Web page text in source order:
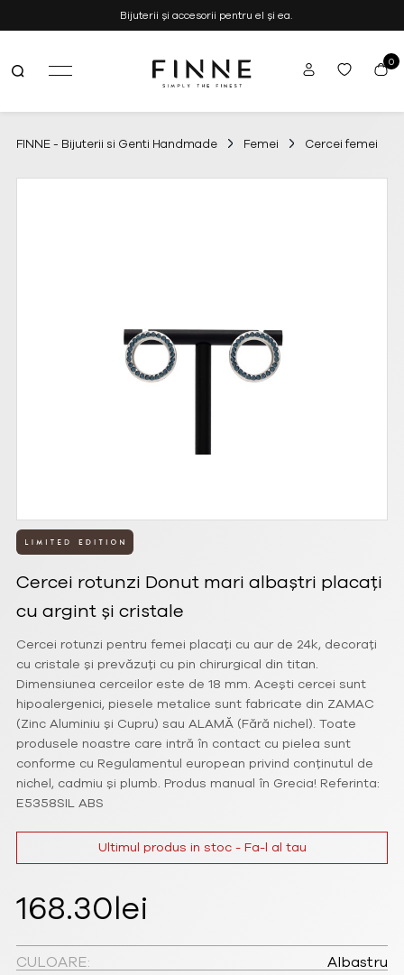
Bijuterii și accesorii pentru el și ea.
FINNE
si
0
FINNE - Bijuterii si Genti Handmade Femei Cercei femei
Cercei rotunzi Donut mari albaștri placați
cu argint și cristale
Cercei rotunzi pentru femei placați cu aur de 24k, decorați
cu cristale și prevăzuți cu pin chirurgical din titan.
Dimensiunea cerceilor este de 18 mm. Acești cercei sunt
hipoalergenici, piesele metalice sunt fabricate din ZAMAC
(Zinc Aluminiu și Cupru) sau ALAMĂ (Fără nichel). Toate
produsele noastre care intră în contact cu pielea sunt
conforme cu Regulamentul european privind conținutul de
nichel, cadmiu și plumb. Produs manual în Grecia! Referinta:
E5358SIL ABS
168.30lei
CULOARE:
Albastru
Ultimul produs in stoc - Fa-l al tau